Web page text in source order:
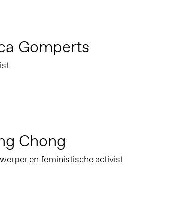
Gomperts
Chong
en feministische activist